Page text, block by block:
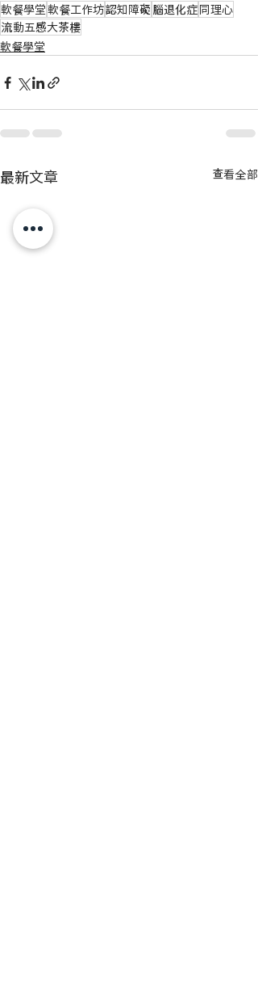
軟餐學堂軟餐工作坊認知障礙 腦退化症同理心
流動五感大茶樓
軟餐學堂
最新文章 查看全部